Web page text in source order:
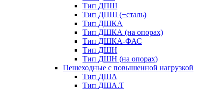
Тип ДПШ
Тип ДПШ (+сталь)
Тип ДШКА
Тип ДШКА (на опорах)
Тип ДШКА-ФАС
Тип ДШН
Тип ДШН (на опорах)
Пешеходные с повышенной нагрузкой
Тип ДША
Тип ДША.Т